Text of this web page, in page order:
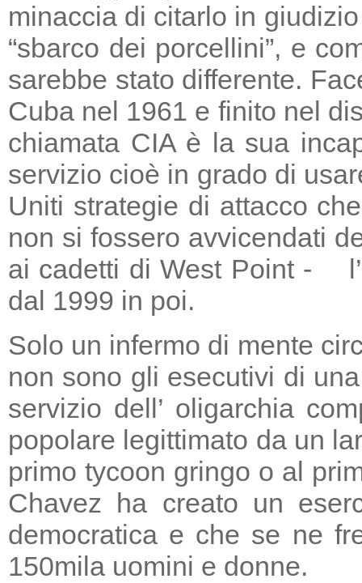
minaccia di citarlo in
“sbarco dei porcellini”, e
sarebbe stato differente.
Cuba nel 1961 e finito nel
chiamata CIA è la sua
servizio cioè in grado di
Uniti strategie di attacco
non si fossero avvicendati
ai cadetti di West Point - l’
dal 1999 in poi.
Solo un infermo di mente
non sono gli esecutivi di
servizio dell’ oligarchia
popolare legittimato da un
primo tycoon gringo o al
Chavez ha creato un
democratica e che se ne
150mila uomini e donne.